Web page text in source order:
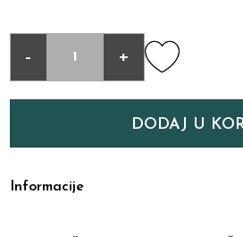
- +
DODAJ U
Informacije